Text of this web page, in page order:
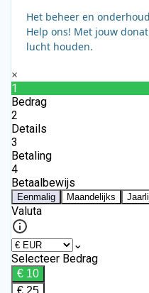
Het beheer en
Help ons! Met jouw
lucht houden.